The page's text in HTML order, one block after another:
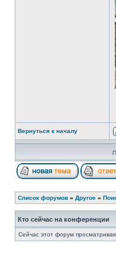
Вернуться к началу
Список форумов » Другое »
Кто сейчас на конференции
Сейчас этот форум